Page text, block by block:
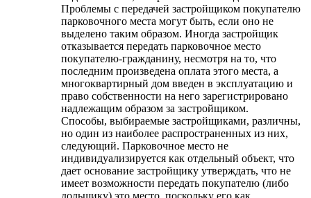
Проблемы с передачей застройщиком покупателю
парковочного места могут быть, если оно не
выделено таким образом. Иногда застройщик
отказывается передать парковочное место
покупателю-гражданину, несмотря на то, что
последним произведена оплата этого места, а
многоквартирный дом введен в эксплуатацию и
право собственности на него зарегистрировано
надлежащим образом за застройщиком.
Способы, выбираемые застройщиками, различны,
но один из наиболее распространенных из них,
следующий. Парковочное место не
индивидуализируется как отдельный объект, что
дает основание застройщику утверждать, что не
имеет возможности передать покупателю (либо